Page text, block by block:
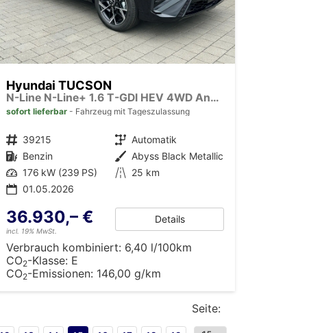
Hyundai TUCSON
N-Line N-Line+ 1.6 T-GDI HEV 4WD Android Auto*HUD*Navi*SHZ*Matrix*KRELL*3Z Klimaauto*Kamera*Keyless*E-Heck
sofort lieferbar Fahrzeug mit Tageszulassung
Fahrzeugnr. 39215 Getriebe Automatik
Kraftstoff Benzin Außenfarbe Abyss Black Metallic
Leistung 176 kW (239 PS) Kilometerstand 25 km
01.05.2026
36.930,– €
incl. 19% MwSt.
Details
Verbrauch kombiniert: 6,40 l/100km
CO2-Klasse: E
CO2-Emissionen: 146,00 g/km
Seite: